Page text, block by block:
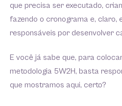
que precisa ser executado,
fazendo o cronograma e, claro,
responsáveis por desenvolver
E você já sabe que, para
metodologia 5W2H, basta
que mostramos aqui, certo?